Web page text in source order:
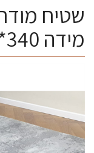
מידה 340*240